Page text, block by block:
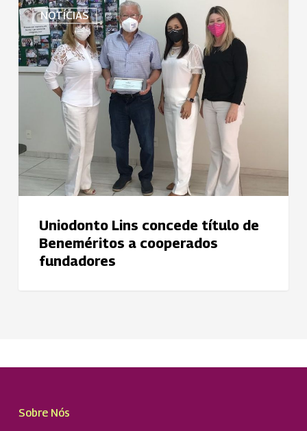
NOTÍCIAS
Lins
concede
título
de
Beneméritos
cooperados
fundadores
Uniodonto Lins concede título de
Beneméritos a cooperados
fundadores
Sobre Nós